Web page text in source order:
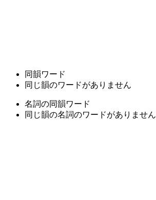
同韻ワード
同じ韻のワードがありません
名詞の同韻ワード
同じ韻の名詞のワードがありません